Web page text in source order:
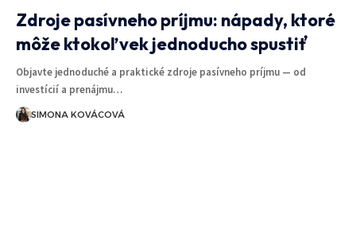
Zdroje pasívneho príjmu: nápady, ktoré
môže ktokoľvek jednoducho spustiť
Objavte jednoduché a praktické zdroje pasívneho príjmu — od
investícií a prenájmu…
SIMONA KOVÁCOVÁ